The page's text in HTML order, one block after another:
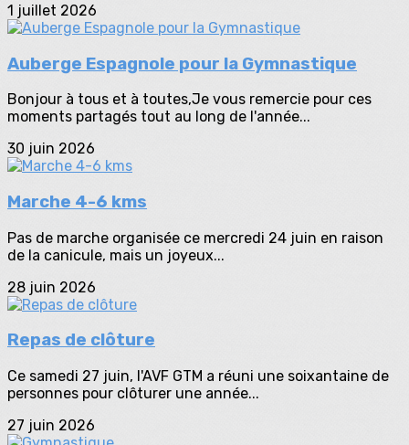
1 juillet 2026
Auberge Espagnole pour la Gymnastique
Bonjour à tous et à toutes,Je vous remercie pour ces
moments partagés tout au long de l'année...
30 juin 2026
Marche 4-6 kms
Pas de marche organisée ce mercredi 24 juin en raison
de la canicule, mais un joyeux...
28 juin 2026
Repas de clôture
Ce samedi 27 juin, l'AVF GTM a réuni une soixantaine de
personnes pour clôturer une année...
27 juin 2026